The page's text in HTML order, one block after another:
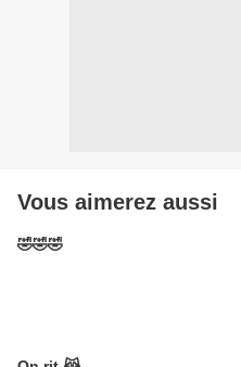
Vous aimerez aussi
🤣🤣🤣